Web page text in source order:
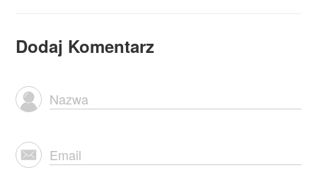
Dodaj Komentarz